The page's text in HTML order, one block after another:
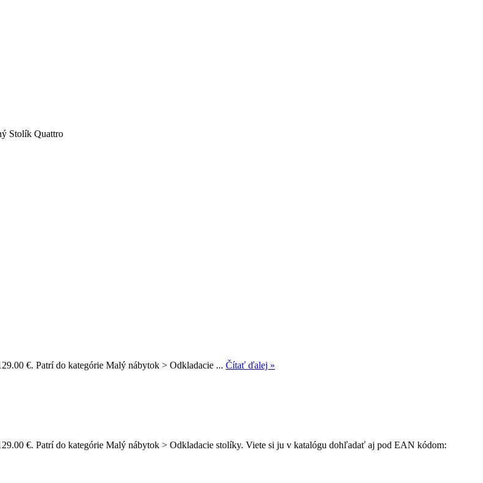
Stolík Quattro
€. Patrí do kategórie Malý nábytok > Odkladacie ... Čítať ďalej »
€. Patrí do kategórie Malý nábytok > Odkladacie stolíky. Viete si ju v katalógu dohľadať aj pod EAN kódom: